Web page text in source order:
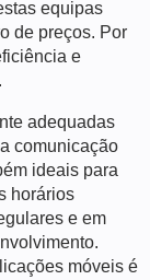
equipas
de preços. Por
e
adequadas
comunicação
ideais para
horários
e em
móveis é